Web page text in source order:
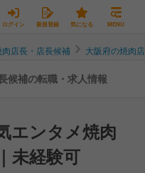
ログイン 新規登録 気になる MENU
肉店長・店長候補 大阪府の焼肉
候補の転職・求人情報
ンタメ焼肉
未経験可